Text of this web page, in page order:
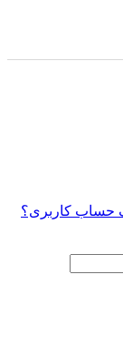
حساب کاربری؟